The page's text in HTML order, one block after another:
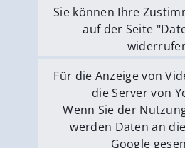
Sie können Ihre
auf der Seite
Externe Medien
Für die Anzeige von
die Server von
Wenn Sie der
werden Daten an
Google